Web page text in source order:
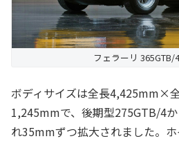
フェラーリ 365GTB/
ボディサイズは全長4,425mm×
1,245mmで、後期型275GTB/4
れ35mmずつ拡大されました。